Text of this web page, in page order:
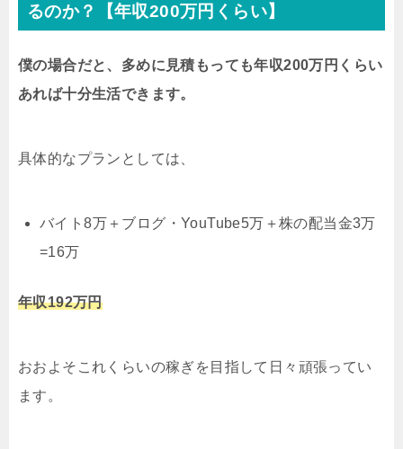
るのか？【年収200万円くらい】
僕の場合だと、多めに見積もっても年収200万円くらい
あれば十分生活できます。
具体的なプランとしては、
バイト8万＋ブログ・YouTube5万＋株の配当金3万
=16万
年収192万円
おおよそこれくらいの稼ぎを目指して日々頑張ってい
ます。